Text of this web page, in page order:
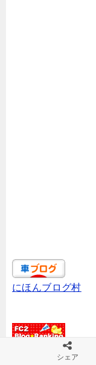
にほんブログ村
シェア